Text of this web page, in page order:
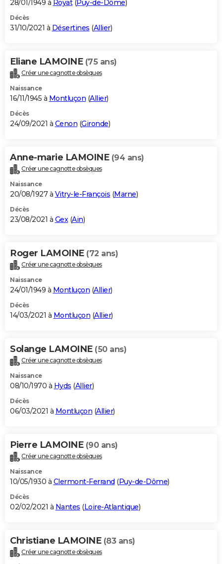
28/01/1949 à Royat(Puy-de-Dôme)
Décès
31/10/2021 à Désertines (Allier)
Eliane LAMOINE (75 ans)
Créer une cagnotte obsèques
Naissance
16/11/1945 à Montluçon (Allier)
Décès
24/09/2021 à Cenon (Gironde)
Anne-marie LAMOINE (94 ans)
Créer une cagnotte obsèques
Naissance
20/08/1927 à Vitry-le-François (Marne)
Décès
23/08/2021 à Gex(Ain)
Roger LAMOINE (72 ans)
Créer une cagnotte obsèques
Naissance
24/01/1949 à Montluçon (Allier)
Décès
14/03/2021 à Montluçon (Allier)
Solange LAMOINE (50 ans)
Créer une cagnotte obsèques
Naissance
08/10/1970 à Hyds (Allier)
Décès
06/03/2021 à Montluçon (Allier)
Pierre LAMOINE (90 ans)
Créer une cagnotte obsèques
Naissance
10/05/1930 à Clermont-Ferrand (Puy-de-Dôme)
Décès
02/02/2021 à Nantes (Loire-Atlantique)
Christiane LAMOINE (83 ans)
Créer une cagnotte obsèques